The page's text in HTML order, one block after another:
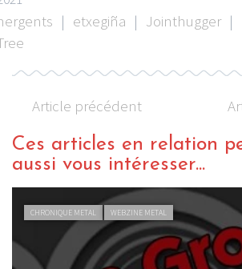
| etxegiña | Jointhugger |
Article précédent
Ces articles en relation
aussi vous intéresser...
CHRONIQUE METAL WEBZINE METAL